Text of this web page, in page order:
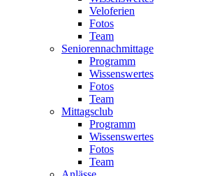
Veloferien
Fotos
Team
Seniorennachmittage
Programm
Wissenswertes
Fotos
Team
Mittagsclub
Programm
Wissenswertes
Fotos
Team